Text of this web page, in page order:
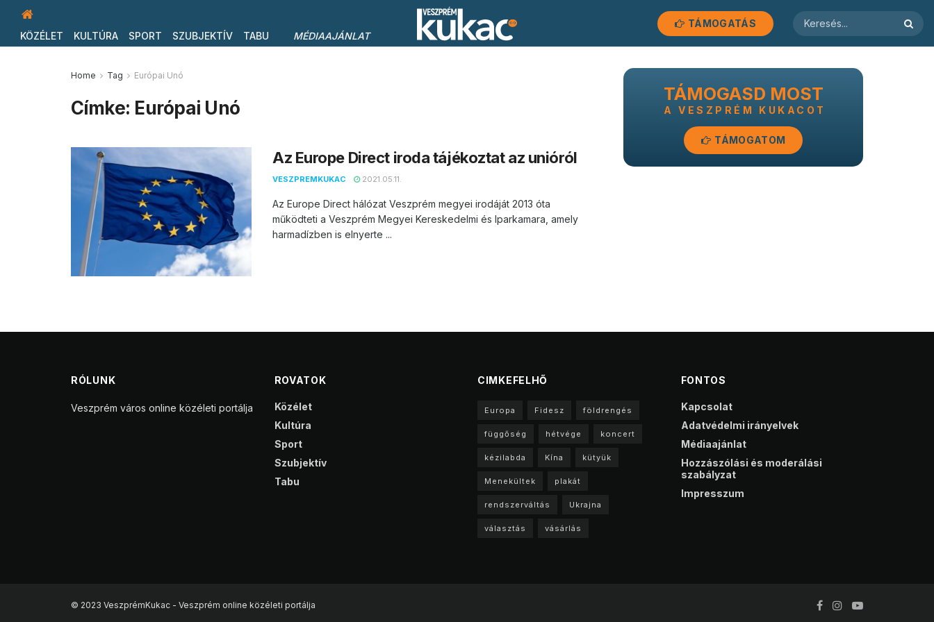
KÖZÉLET KULTÚRA SPORT SZUBJEKTÍV TABU MÉDIAAJÁNLAT
TÁMOGATÁS
Home Tag Európai Unó
Címke: Európai Unó
Az Europe Direct iroda tájékoztat az unióról
VESZPREMKUKAC 2021.05.11.
Az Europe Direct hálózat Veszprém megyei irodáját 2013 óta
működteti a Veszprém Megyei Kereskedelmi és Iparkamara, amely
harmadízben is elnyerte ...
TÁMOGASD MOST
A VESZPRÉM KUKACOT
TÁMOGATOM
RÓLUNK
Veszprém város online közéleti portálja
ROVATOK
Közélet
Kultúra
Sport
Szubjektív
Tabu
CIMKEFELHŐ
Europa Fidesz földrengés
függőség hétvége koncert
kézilabda Kína kütyük
Menekültek plakát
rendszerváltás Ukrajna
választás vásárlás
FONTOS
Kapcsolat
Adatvédelmi irányelvek
Médiaajánlat
Hozzászólási és moderálási
szabályzat
Impresszum
© 2023 VeszprémKukac - Veszprém online közéleti portálja